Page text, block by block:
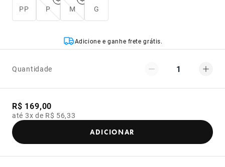
PP P M G
Adicione e ganhe frete grátis.
Quantidade 1
R$ 169,00
até 3x de R$ 56,33
ADICIONAR